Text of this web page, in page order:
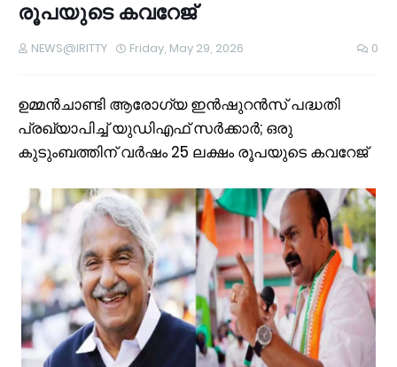
രൂപയുടെ കവറേജ്
NEWS@IRITTY Friday, May 29, 2026 0
ഉമ്മൻചാണ്ടി ആരോഗ്യ ഇൻഷുറൻസ് പദ്ധതി
പ്രഖ്യാപിച്ച് യുഡിഎഫ് സർക്കാർ; ഒരു
കുടുംബത്തിന് വർഷം 25 ലക്ഷം രൂപയുടെ കവറേജ്